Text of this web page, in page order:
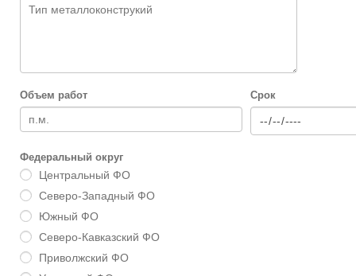
Объем работ Срок
Федеральный округ
Центральный ФО
Северо-Западный ФО
Южный ФО
Северо-Кавказский ФО
Приволжский ФО